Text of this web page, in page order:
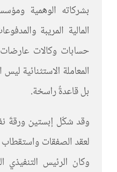
بشركاته الوهمية
المالية المريبة
حسابات وكالات عارضات
المعاملة الاستثنائية
بل قاعدةٌ راسخة.
وقد شكّل إبستين ورقةَ
لعقد الصفقات
وكان الرئيس